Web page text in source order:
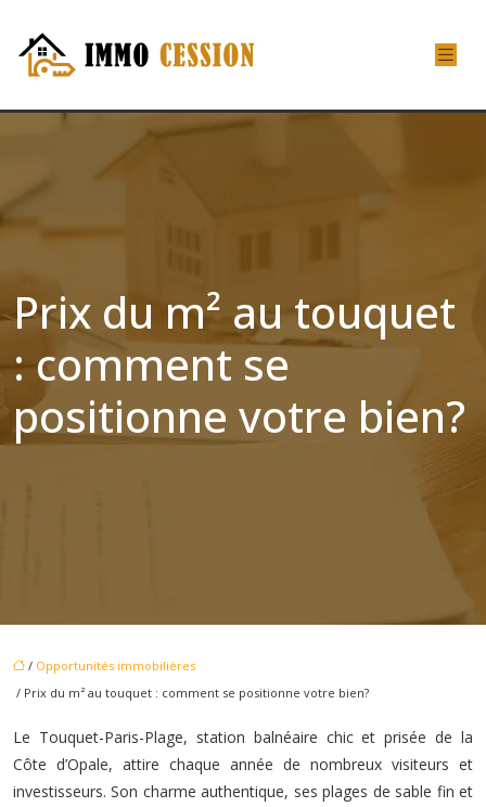
Prix du m² au touquet
: comment se
positionne votre bien?
/ Opportunités immobilières
/ Prix du m² au touquet : comment se positionne votre bien?
Le Touquet-Paris-Plage, station balnéaire chic et prisée de la
Côte d’Opale, attire chaque année de nombreux visiteurs et
investisseurs. Son charme authentique, ses plages de sable fin et